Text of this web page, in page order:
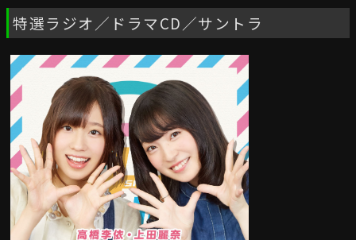
特選ラジオ／ドラマCD／サントラ